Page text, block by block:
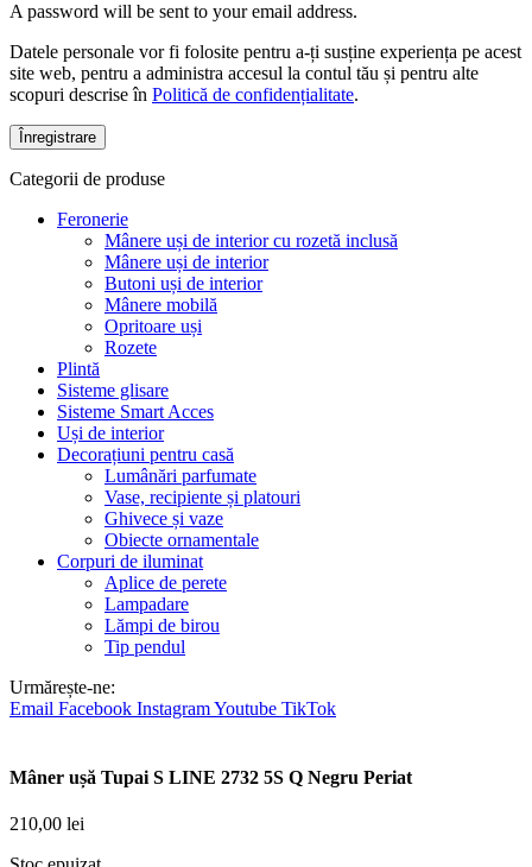
A password will be sent to your email address.
Datele personale vor fi folosite pentru a-ți susține experiența pe acest
site web, pentru a administra accesul la contul tău și pentru alte
scopuri descrise în Politică de confidențialitate.
Înregistrare
Categorii de produse
Feronerie
Mânere uși de interior cu rozetă inclusă
Mânere uși de interior
Butoni uși de interior
Mânere mobilă
Opritoare uși
Rozete
Plintă
Sisteme glisare
Sisteme Smart Acces
Uși de interior
Decorațiuni pentru casă
Lumânări parfumate
Vase, recipiente și platouri
Ghivece și vaze
Obiecte ornamentale
Corpuri de iluminat
Aplice de perete
Lampadare
Lămpi de birou
Tip pendul
Urmărește-ne:
Email Facebook InstagramYoutube TikTok
Mâner ușă Tupai S LINE 2732 5S Q Negru Periat
210,00 lei